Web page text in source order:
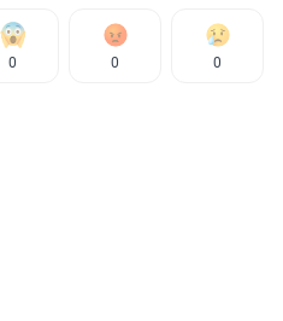
0 0 0